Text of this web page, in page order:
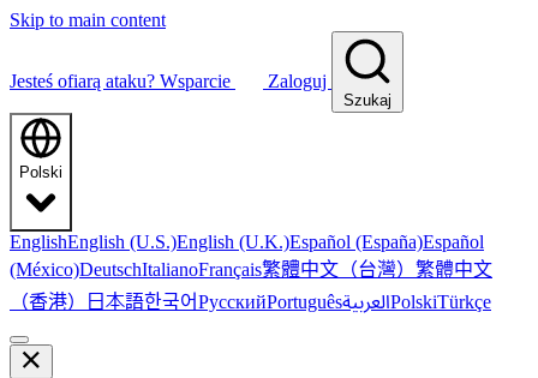
Skip to main content
Jesteś ofiarą ataku? Wsparcie Zaloguj
Szukaj
Polski
EnglishEnglish (U.S.)English (U.K.)Español (España)Español
(México)DeutschItalianoFrançais繁體中文（台灣） 繁體中文
（香港） 日本語한국어РусскийPortuguêsالعربيةPolskiTürkçe